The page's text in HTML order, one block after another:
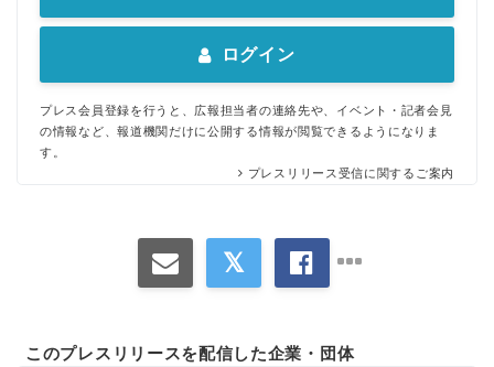
ログイン
プレス会員登録を行うと、広報担当者の連絡先や、イベント・記者会見
の情報など、報道機関だけに公開する情報が閲覧できるようになりま
す。
プレスリリース受信に関するご案内
このプレスリリースを配信した企業・団体